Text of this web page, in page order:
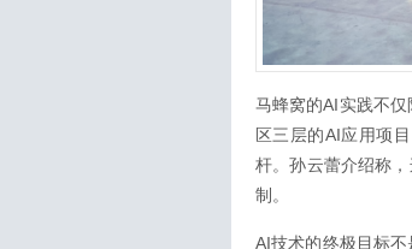
马蜂窝的AI实践不仅
区三层的AI应用项
杆。孙云蕾介绍称
制。
AI技术的终极目标